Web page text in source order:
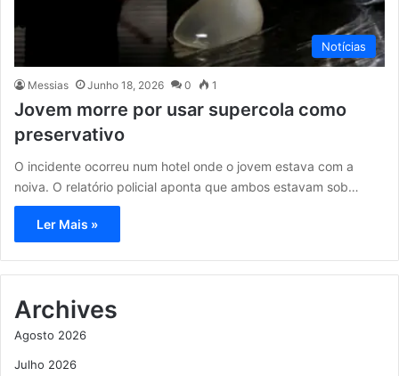
Notícias
Messias Junho 18, 2026 0 1
Jovem morre por usar supercola como
preservativo
O incidente ocorreu num hotel onde o jovem estava com a
noiva. O relatório policial aponta que ambos estavam sob…
Ler Mais »
Archives
Agosto 2026
Julho 2026